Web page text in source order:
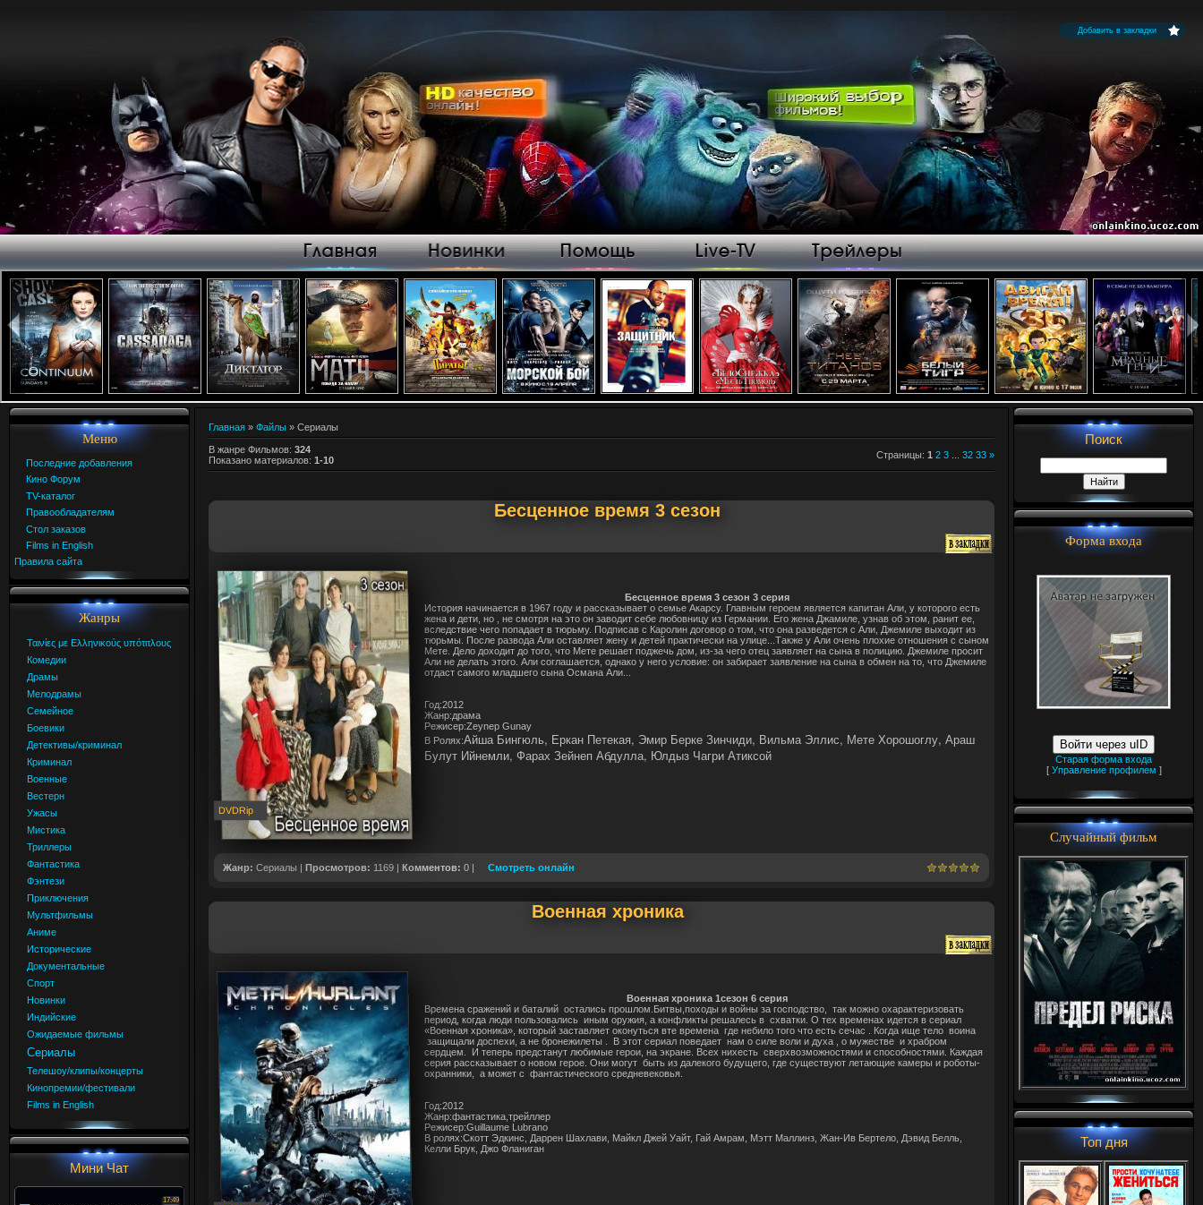
Добавить в закладки
Меню
Последние добавления
Кино Форум
TV-каталог
Правообладателям
Стол заказов
Films in English
Правила сайта
Жанры
Ταινίες με Ελληνικούς υπότιτλους
Комедии
Драмы
Мелодрамы
Семейное
Боевики
Детективы/криминал
Криминал
Военные
Вестерн
Ужасы
Мистика
Триллеры
Фантастика
Фэнтези
Приключения
Мультфильмы
Аниме
Исторические
Документальные
Спорт
Новинки
Индийские
Ожидаемые фильмы
Сериалы
Телешоу/клипы/концерты
Кинопремии/фестивали
Films in English
Мини Чат
Главная » Файлы » Сериалы
В жанре Фильмов: 324
Показано материалов: 1-10 Страницы: 1 2 3 32 33 »
Бесценное время 3 сезон
DVDRip
Бесценное время 3 сезон 3 серия
История начинается в 1967 году и рассказывает о семье Акарсу. Главным героем является капитан Али, у которого есть
жена и дети, но , не смотря на это он заводит себе любовницу из Германии. Его жена Джамиле, узнав об этом, ранит ее,
вследствие чего попадает в тюрьму. Подписав с Каролин договор о том, что она разведется с Али, Джемиле выходит из
тюрьмы. После развода Али оставляет жену и детей практически на улице...Также у Али очень плохие отношения с сыном
Мете. Дело доходит до того, что Мете решает поджечь дом, из-за чего отец заявляет на сына в полицию. Джемиле просит
Али не делать этого. Али соглашается, однако у него условие: он забирает заявление на сына в обмен на то, что Джемиле
отдаст самого младшего сына Османа Али...
Год:2012
Жанр:драма
Режисер:Zeynep Gunay
В Ролях:Айша Бингюль, Еркан Петекая, Эмир Берке Зинчиди, Вильма Эллис, Мете Хорошоглу, Араш
Булут Ийнемли, Фарах Зейнеп Абдулла, Юлдыз Чагри Атиксой
Жанр: Сериалы | Просмотров: 1169 | Комментов: 0 | Смотреть онлайн
Военная хроника
Военная хроника 1сезон 6 серия
Времена сражений и баталий остались прошлом.Битвы,походы и войны за господство, так можно охарактеризовать
период, когда люди пользовались иным оружия, а конфликты решалесь в схватки. О тех временах идется в сериал
«Военная хроника», который заставляет оконуться вте времена где небило того что есть сечас . Когда ище тело воина
защищали доспехи, а не бронежилеты . В этот сериал поведает нам о силе воли и духа , о мужестве и храбром
сердцем.
И теперь предстанут любимые герои, на экране. Всех нихесть сверхвозможностями и способностями. Каждая
серия рассказывает о новом герое. Они могут быть из далекого будущего, где существуют летающие камеры и роботы-
охранники, а может с фантастического средневековья.
Год:2012
Жанр:фантастика,трейллер
Режисер:Guillaume Lubrano
В ролях:Скотт Эдкинс, Даррен Шахлави, Майкл Джей Уайт, Гай Амрам, Мэтт Маллинз, Жан-Ив Бертело, Дэвид Белль,
Келли Брук, Джо Фланиган
Поиск
Форма входа
Войти через uID
Старая форма входа
[ Управление профилем ]
Случайный фильм
Топ дня